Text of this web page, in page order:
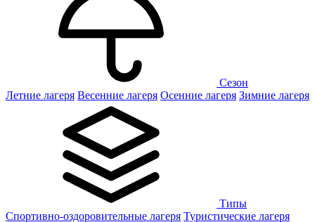
Сезон
Летние лагеря Весенние лагеря Осенние лагеря Зимние лагеря
Типы
Спортивно-оздоровительные лагеря Туристические лагеря